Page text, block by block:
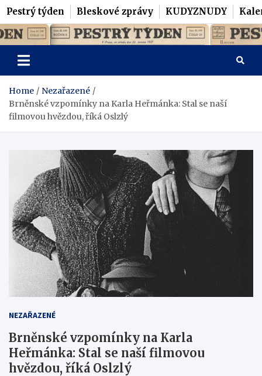
Pestrý týden Bleskové zprávy KUDYZNUDY
Skip
to
content
Pestrý Týden
Home
Nezařazené
Brněnské vzpomínky na Karla Heřmánka: Stal se naší
filmovou hvězdou, říká Oslzlý
NEZAŘAZENÉ
Brněnské vzpomínky na Karla
Heřmánka: Stal se naší filmovou
hvězdou, říká Oslzlý